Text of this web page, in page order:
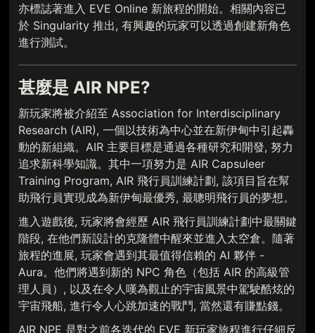
亦標誌著進入 EVE Online 新旅程的開始。相關內容已
於 Singularity 推出, 有興趣的玩家可以透過創建新角色
進行測試。
甚麼是 AIR NPE?
新玩家將被介紹至 Association for Interdisciplinary
Research (AIR), 一個以技術為中心並在新伊甸中引起轟
動的新組織。AIR 主要目標是通過各種研究和開發, 努力
追求新科學知識。其中一項努力是 AIR Capsuleer
Training Program, AIR 飛行員訓練計劃, 該項目旨在幫
助飛行員實現成為新伊甸最優秀, 最聰明飛行員的夢想。
進入遊戲後, 玩家將會經歷 AIR 飛行員訓練計劃中最關鍵
階段, 在他們新設計的克隆體中醒來並進入太空倉。隨著
旅程的進展, 玩家會遇到其最值得信賴的 AI 夥伴 -
Aura。他們將遇到新的 NPC 角色（包括 AIR 的高級管
理人員）, 以及在令人嘆為觀止的宇宙風景中駕駛酷炫的
宇宙飛船, 進行令人心跳加速的戰鬥, 當然還有賺點錢。
AIR NPE 是對之前各迭代的 EVE 新玩家旅程進行仔細反